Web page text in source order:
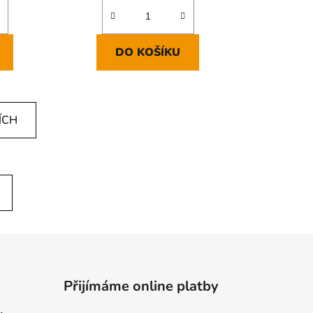
DO KOŠÍKU
Přijímáme online platby